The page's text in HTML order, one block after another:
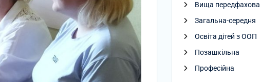
Вища передфахова
Загальна-середня
Освіта дітей з ООП
Позашкільна
Професійна